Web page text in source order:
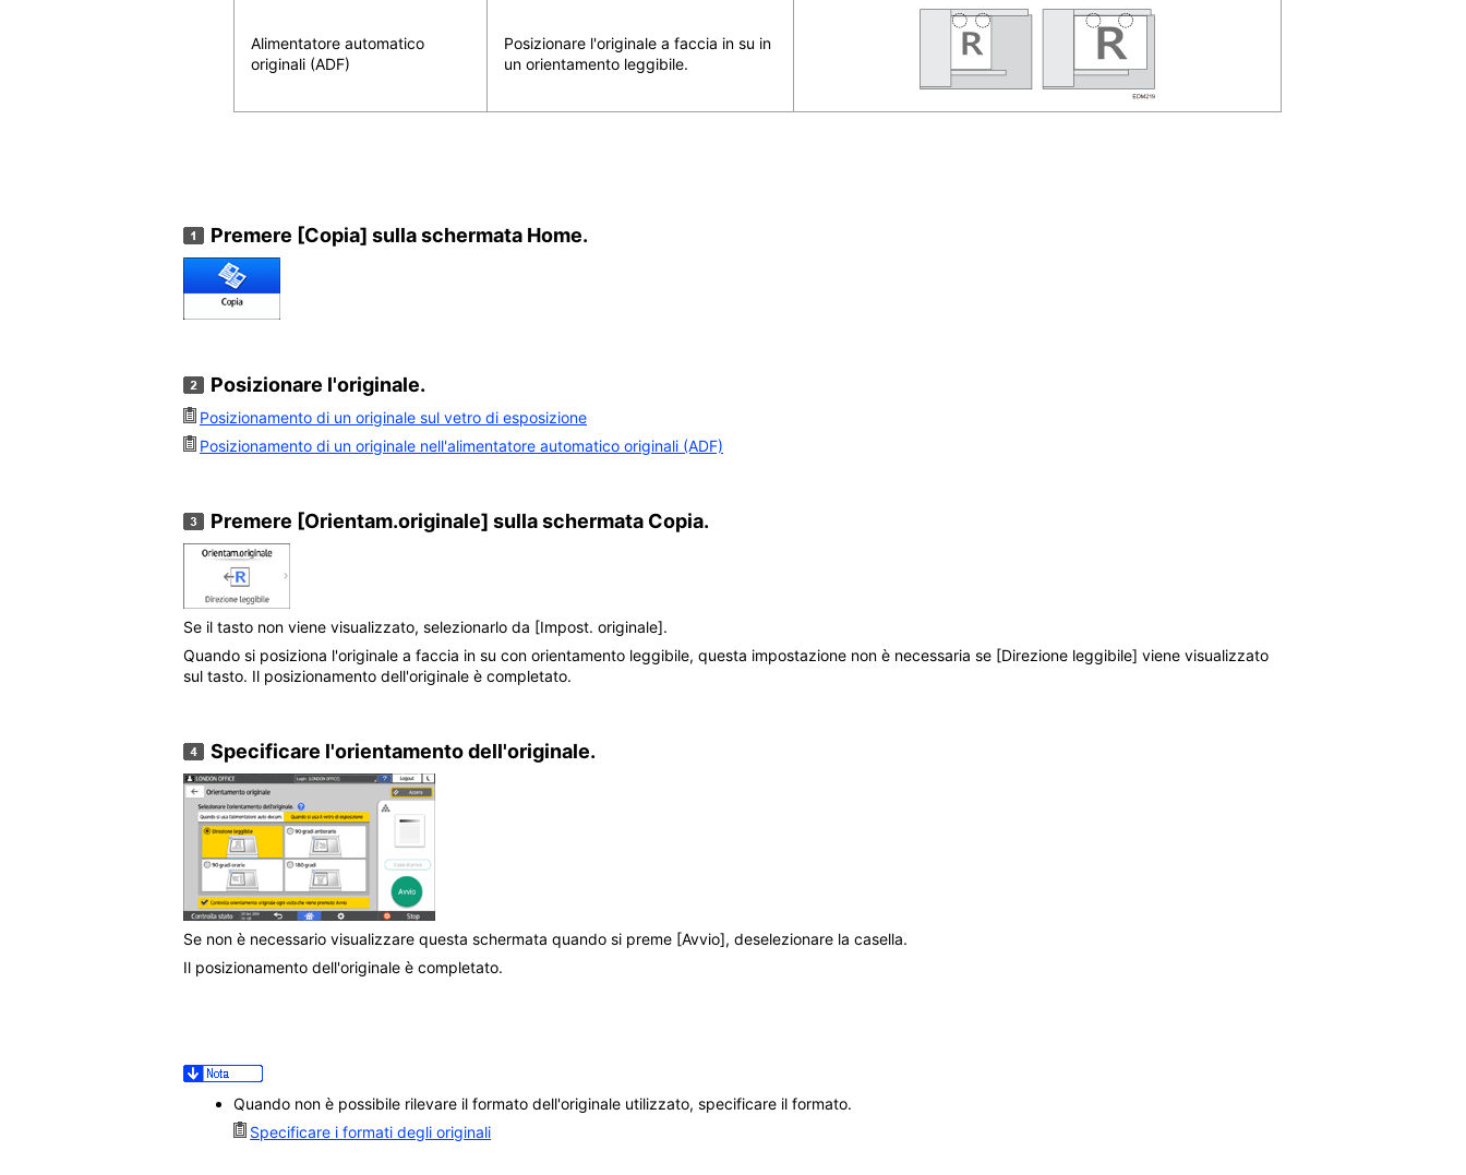
Alimentatore automatico
originali (ADF)
Posizionare l'originale a faccia in su in
un orientamento leggibile.
Premere [Copia] sulla schermata Home.
Posizionare l'originale.
Posizionamento di un originale sul vetro di esposizione
Posizionamento di un originale nell'alimentatore automatico originali (ADF)
Premere [Orientam.originale] sulla schermata Copia.
Se il tasto non viene visualizzato, selezionarlo da [Impost. originale].
Quando si posiziona l'originale a faccia in su con orientamento leggibile, questa impostazione non è necessaria se [Direzione leggibile] viene visualizzato
sul tasto. Il posizionamento dell'originale è completato.
Specificare l'orientamento dell'originale.
Se non è necessario visualizzare questa schermata quando si preme [Avvio], deselezionare la casella.
Il posizionamento dell'originale è completato.
Quando non è possibile rilevare il formato dell'originale utilizzato, specificare il formato.
Specificare i formati degli originali